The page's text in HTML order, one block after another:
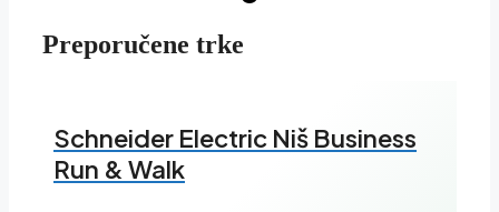
Preporučene trke
Schneider Electric Niš Business
Run & Walk